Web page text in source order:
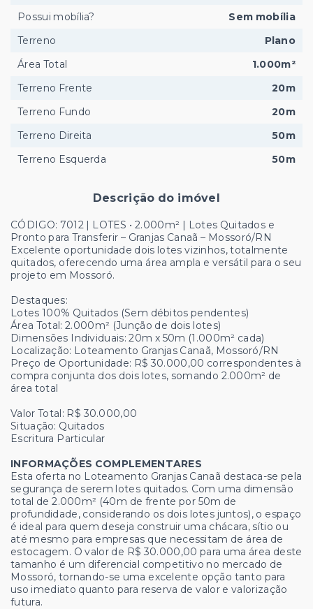
Descrição do imóvel
CÓDIGO: 7012 | LOTES • 2.000m² | Lotes Quitados e
Pronto para Transferir – Granjas Canaã – Mossoró/RN
Excelente oportunidade dois lotes vizinhos, totalmente
quitados, oferecendo uma área ampla e versátil para o seu
projeto em Mossoró.
Destaques:
Lotes 100% Quitados (Sem débitos pendentes)
Área Total: 2.000m² (Junção de dois lotes)
Dimensões Individuais: 20m x 50m (1.000m² cada)
Localização: Loteamento Granjas Canaã, Mossoró/RN
Preço de Oportunidade: R$ 30.000,00 correspondentes à
compra conjunta dos dois lotes, somando 2.000m² de
área total
Valor Total: R$ 30.000,00
Situação: Quitados
Escritura Particular
INFORMAÇÕES COMPLEMENTARES
Esta oferta no Loteamento Granjas Canaã destaca-se pela
segurança de serem lotes quitados. Com uma dimensão
total de 2.000m² (40m de frente por 50m de
profundidade, considerando os dois lotes juntos), o espaço
é ideal para quem deseja construir uma chácara, sítio ou
até mesmo para empresas que necessitam de área de
estocagem. O valor de R$ 30.000,00 para uma área deste
tamanho é um diferencial competitivo no mercado de
Mossoró, tornando-se uma excelente opção tanto para
uso imediato quanto para reserva de valor e valorização
futura.
Possui mobília?
Sem mobília
Terreno
Plano
Área Total
1.000m²
Terreno Frente
20m
Terreno Fundo
20m
Terreno Direita
50m
Terreno Esquerda
50m